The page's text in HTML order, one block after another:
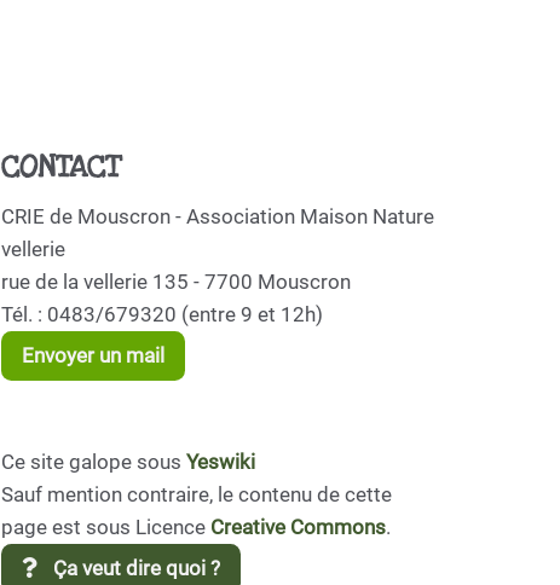
CONTACT
CRIE de Mouscron - Association Maison Nature
vellerie
rue de la vellerie 135 - 7700 Mouscron
Tél. : 0483/679320 (entre 9 et 12h)
Envoyer un mail
Ce site galope sous Yeswiki
Sauf mention contraire, le contenu de cette
page est sous Licence Creative Commons.
Ça veut dire quoi ?